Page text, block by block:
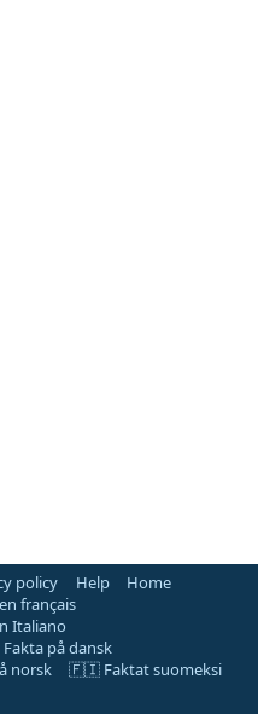
policy Help
Home
français
Italiano
på dansk
norsk
🇫🇮 Faktat suomeksi